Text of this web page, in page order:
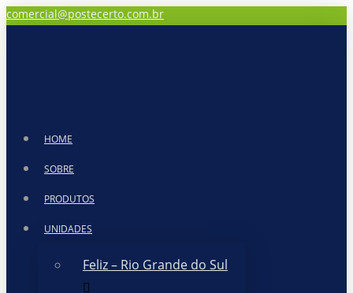
comercial@postecerto.com.br
HOME
SOBRE
PRODUTOS
UNIDADES
Feliz – Rio Grande do Sul